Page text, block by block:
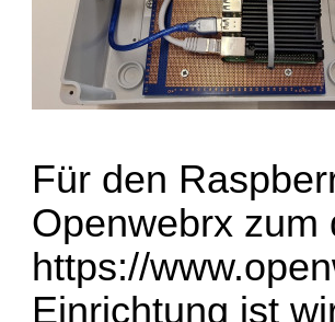
Für den
Openwebrx zum
https://
Einrichtung ist